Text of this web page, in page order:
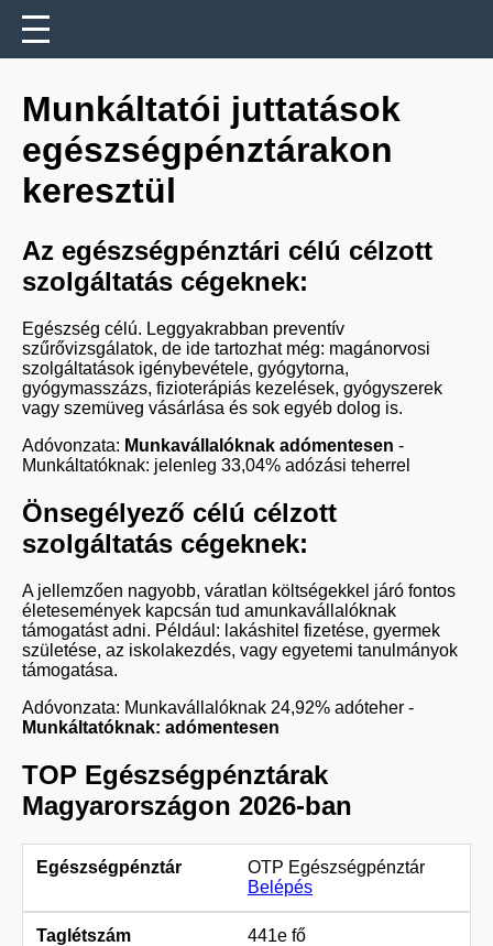
Munkáltatói juttatások
egészségpénztárakon
keresztül
Az egészségpénztári célú célzott
szolgáltatás cégeknek:
Egészség célú. Leggyakrabban preventív
szűrővizsgálatok, de ide tartozhat még: magánorvosi
szolgáltatások igénybevétele, gyógytorna,
gyógymasszázs, fizioterápiás kezelések, gyógyszerek
vagy szemüveg vásárlása és sok egyéb dolog is.
Adóvonzata: Munkavállalóknak adómentesen -
Munkáltatóknak: jelenleg 33,04% adózási teherrel
Önsegélyező célú célzott
szolgáltatás cégeknek:
A jellemzően nagyobb, váratlan költségekkel járó fontos
életesemények kapcsán tud amunkavállalóknak
támogatást adni. Például: lakáshitel fizetése, gyermek
születése, az iskolakezdés, vagy egyetemi tanulmányok
támogatása.
Adóvonzata: Munkavállalóknak 24,92% adóteher -
Munkáltatóknak: adómentesen
TOP Egészségpénztárak
Magyarországon 2026-ban
OTP Egészségpénztár
Belépés
441e fő